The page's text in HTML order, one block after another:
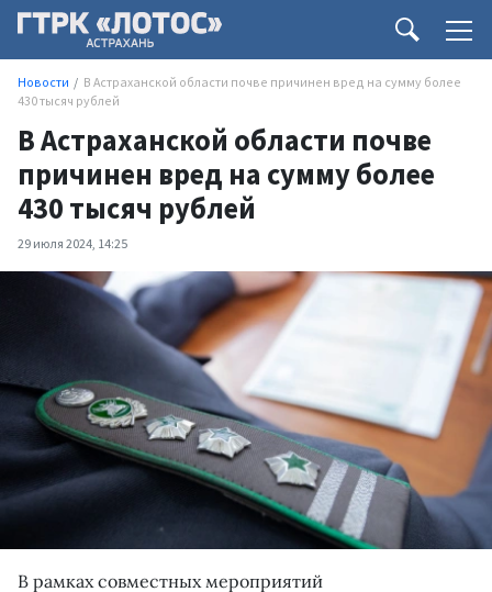
Новости
В Астраханской области почве причинен вред на сумму более
430 тысяч рублей
В Астраханской области почве
причинен вред на сумму более
430 тысяч рублей
29 июля 2024, 14:25
В рамках совместных мероприятий